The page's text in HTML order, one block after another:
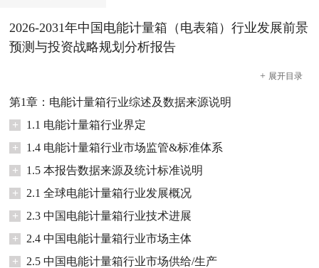
2026-2031年中国电能计量箱（电表箱）行业发展前景
预测与投资战略规划分析报告
+ 展开目录
第1章：电能计量箱行业综述及数据来源说明
+
1.1 电能计量箱行业界定
+
1.4 电能计量箱行业市场监管&标准体系
+
1.5 本报告数据来源及统计标准说明
+
2.1 全球电能计量箱行业发展概况
+
2.3 中国电能计量箱行业技术进展
+
2.4 中国电能计量箱行业市场主体
+
2.5 中国电能计量箱行业市场供给/生产